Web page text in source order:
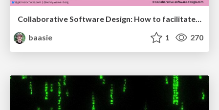
baasie
1 270